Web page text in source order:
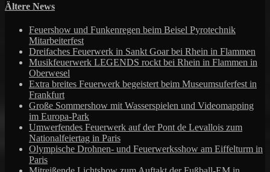
Ältere News
Feuershow und Funkenregen beim Beisel Pyrotechnik
Mitarbeiterfest
Dreifaches Feuerwerk in Sankt Goar bei Rhein in Flammen
Musikfeuerwerk LEGENDS rockt bei Rhein in Flammen in
Oberwesel
Extra breites Feuerwerk begeistert beim Museumsuferfest in
Frankfurt
Große Sommershow mit Wasserspielen und Videomapping
im Europa-Park
Umwerfendes Feuerwerk auf der Pont de Levallois zum
Nationalfeiertag in Paris
Olympische Drohnen- und Feuerwerksshow am Eiffelturm in
Paris